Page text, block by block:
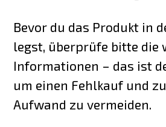
Bevor du das Produkt in
legst, überprüfe bitte die
Informationen – das ist
um einen Fehlkauf und
Aufwand zu vermeiden.